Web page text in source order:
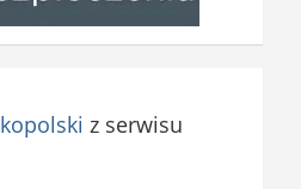
z serwisu